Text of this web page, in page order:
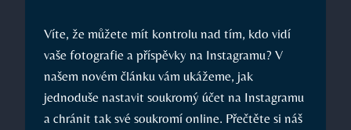
Víte, že můžete mít kontrolu nad tím, kdo vidí
vaše fotografie a příspěvky na Instagramu? V
našem novém článku vám ukážeme, jak
jednoduše nastavit soukromý účet na Instagramu
a chránit tak své soukromí online. Přečtěte si náš